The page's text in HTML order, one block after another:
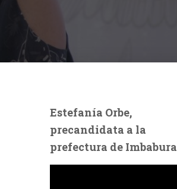
Estefanía Orbe,
precandidata a la
prefectura de Imbabura